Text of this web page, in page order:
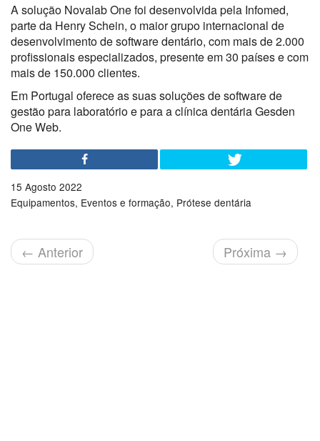
A solução Novalab One foi desenvolvida pela Infomed,
parte da Henry Schein, o maior grupo internacional de
desenvolvimento de software dentário, com mais de 2.000
profissionais especializados, presente em 30 países e com
mais de 150.000 clientes.
Em Portugal oferece as suas soluções de software de
gestão para laboratório e para a clínica dentária Gesden
One Web.
15 Agosto 2022
Equipamentos Eventos e formação Prótese dentária
← Anterior Próxima →